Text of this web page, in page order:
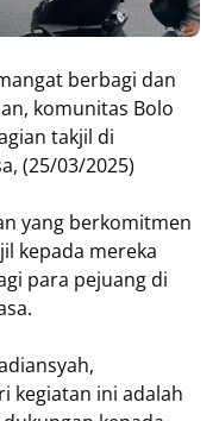
berbagi dan
komunitas Bolo
takjil di
(25/03/2025)
yang berkomitmen
kepada mereka
para pejuang di
kegiatan ini adalah